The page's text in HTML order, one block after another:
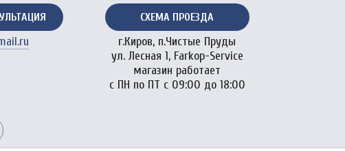
СХЕМА ПРОЕЗДА
г.Киров, п.Чистые Пруды
ул. Лесная 1, Farkop-Service
магазин работает
с ПН по ПТ с 09:00 до 18:00